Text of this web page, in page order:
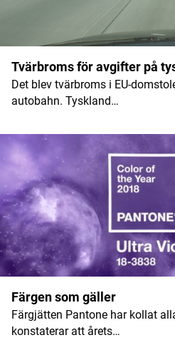
Tvärbroms för avgifter på
Det blev tvärbroms i EU-
autobahn. Tyskland…
Färgen som gäller
Färgjätten Pantone har kollat
konstaterar att årets…